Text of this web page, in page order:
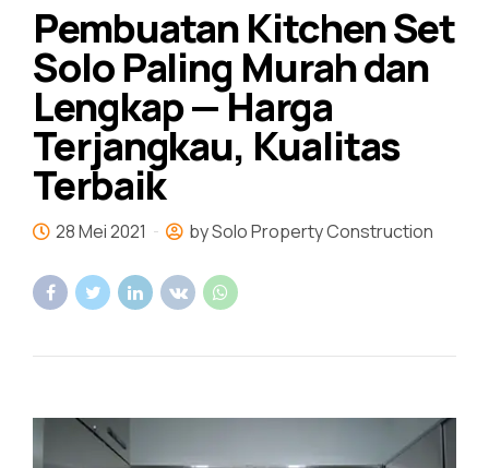
Pembuatan Kitchen Set
Solo Paling Murah dan
Lengkap — Harga
Terjangkau, Kualitas
Terbaik
28 Mei 2021 by Solo Property Construction